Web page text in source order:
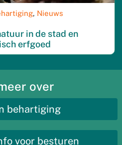
, Nieuws
in de stad en
erfgoed
over
behartiging
voor besturen